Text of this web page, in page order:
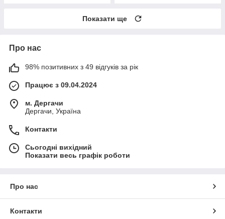
Показати ще
Про нас
98% позитивних з 49 відгуків за рік
Працює з 09.04.2024
м. Дергачи
Дергачи, Україна
Контакти
Сьогодні вихідний
Показати весь графік роботи
Про нас
Контакти